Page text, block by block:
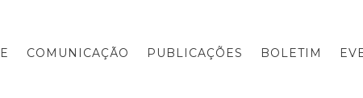
COMUNICAÇÃO PUBLICAÇÕES BOLETIM